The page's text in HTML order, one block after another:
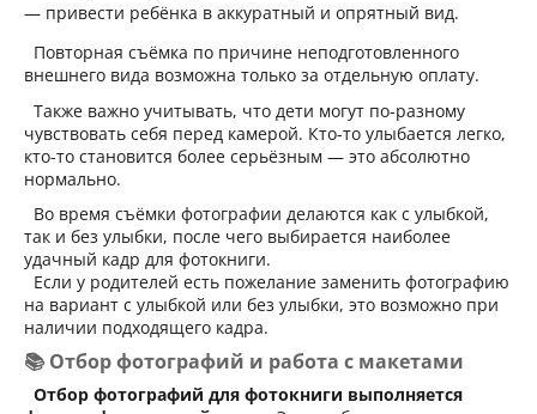
привести ребёнка в аккуратный и опрятный вид.
Повторная съёмка по причине неподготовленного
внешнего вида возможна только за отдельную оплату.
Также важно учитывать, что дети могут по-разному
чувствовать себя перед камерой. Кто-то улыбается легко,
кто-то становится более серьёзным — это абсолютно
нормально.
Во время съёмки фотографии делаются как с улыбкой,
так и без улыбки, после чего выбирается наиболее
удачный кадр для фотокниги.
Если у родителей есть пожелание заменить фотографию
на вариант с улыбкой или без улыбки, это возможно при
наличии подходящего кадра.
📚 Отбор фотографий и работа с макетами
Отбор фотографий для фотокниги выполняется